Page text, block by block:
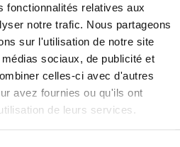
fonctionnalités relatives aux
notre trafic. Nous partageons
sur l'utilisation de notre site
sociaux, de publicité et
celles-ci avec d'autres
avez fournies ou qu'ils ont
de leurs services.